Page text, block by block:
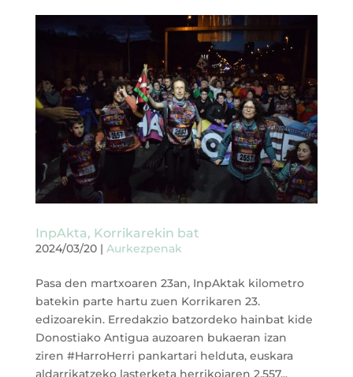
InpAkta, Korrikarekin bat
2024/03/20| Aurkezpenak
Pasa den martxoaren 23an, InpAktak kilometro
batekin parte hartu zuen Korrikaren 23.
edizoarekin. Erredakzio batzordeko hainbat kide
Donostiako Antigua auzoaren bukaeran izan
ziren #HarroHerri pankartari helduta, euskara
aldarrikatzeko lasterketa herrikoiaren 2.557...